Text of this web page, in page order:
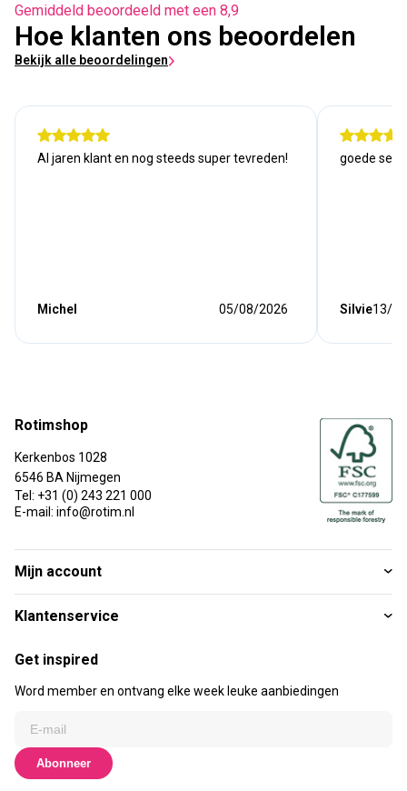
Gemiddeld beoordeeld met een 8,9
Hoe klanten ons beoordelen
Bekijk alle beoordelingen
Al jaren klant en nog steeds super tevreden!
Michel 05/08/2026
goede
Silvie13/
Rotimshop
Kerkenbos 1028
6546 BA Nijmegen
Tel: +31 (0) 243 221 000
E-mail: info@rotim.nl
Mijn account
Klantenservice
Get inspired
Word member en ontvang elke week leuke aanbiedingen
Abonneer